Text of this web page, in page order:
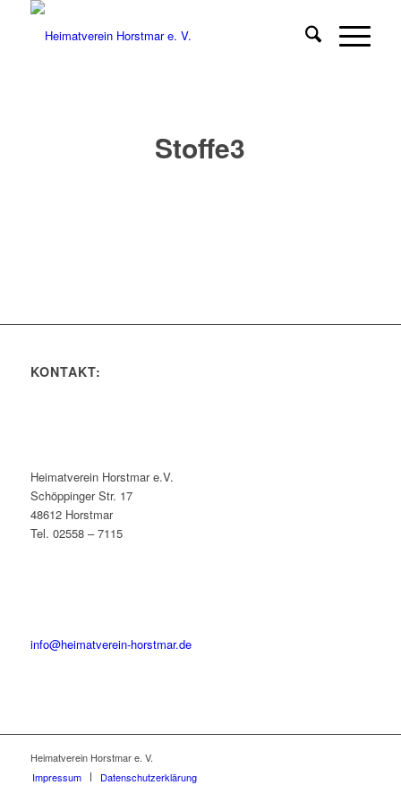
Stoffe3
KONTAKT:
Heimatverein Horstmar e.V.
Schöppinger Str. 17
48612 Horstmar
Tel. 02558 – 7115
info@heimatverein-horstmar.de
Heimatverein Horstmar e. V.
Impressum
Datenschutzerklärung